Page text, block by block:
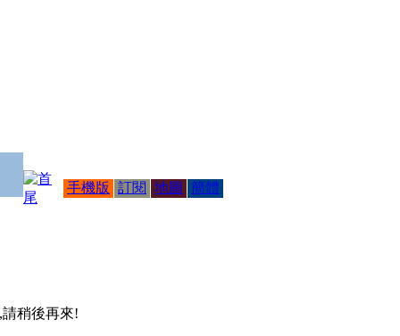
手機版 訂閱 地圖 簡體
稍後再來!